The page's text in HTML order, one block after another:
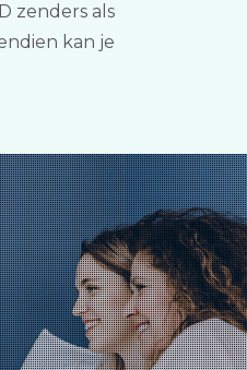
zenders als
kan je